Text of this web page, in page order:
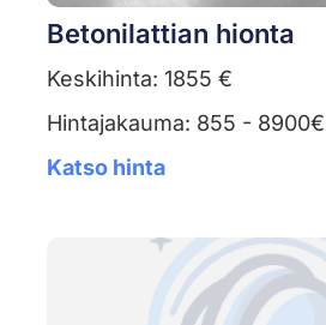
Betonilattian hionta
Keskihinta: 1855 €
Hintajakauma: 855 - 8900€
Katso hinta